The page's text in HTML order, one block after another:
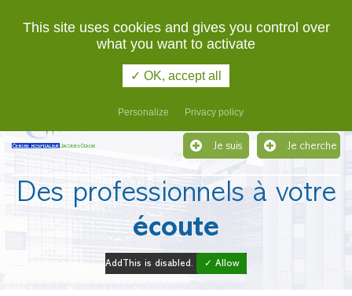
Etablissement support du Groupement Hospitalier de
Territoire du Cher
Je suis Je cherche
Des professionnels à votre
écoute
AddThis is disabled. ✓ Allow
This site uses cookies and gives you control over
what you want to activate
✓ OK, accept all
Personalize Privacy policy